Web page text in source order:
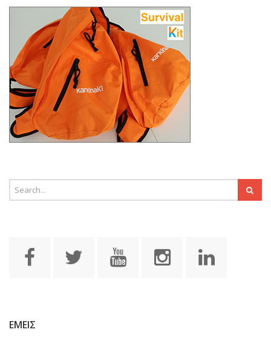
ΕΜΕΙΣ